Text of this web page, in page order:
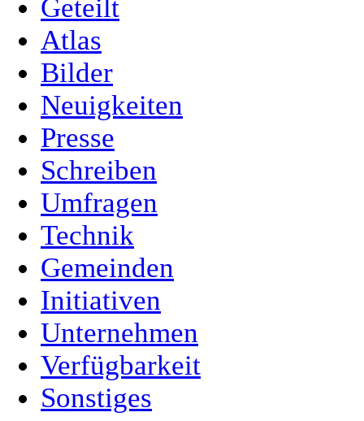
Geteilt
Atlas
Bilder
Neuigkeiten
Presse
Schreiben
Umfragen
Technik
Gemeinden
Initiativen
Unternehmen
Verfügbarkeit
Sonstiges